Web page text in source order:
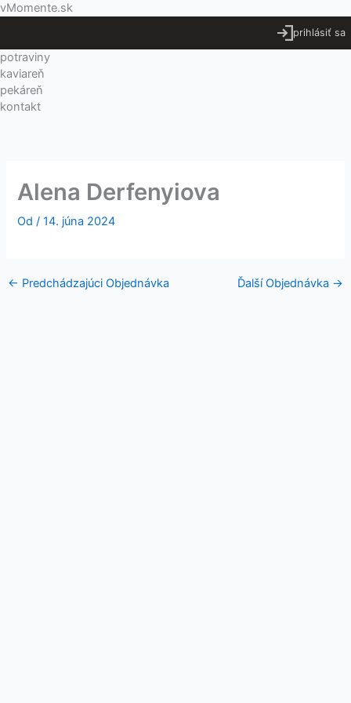
Preskočiť
vMomente.sk
prihlásiť sa
Menu
potraviny
kaviareň
pekáreň
kontakt
Alena Derfenyiova
Od /14. júna 2024
← Predchádzajúci Objednávka Ďalší Objednávka →